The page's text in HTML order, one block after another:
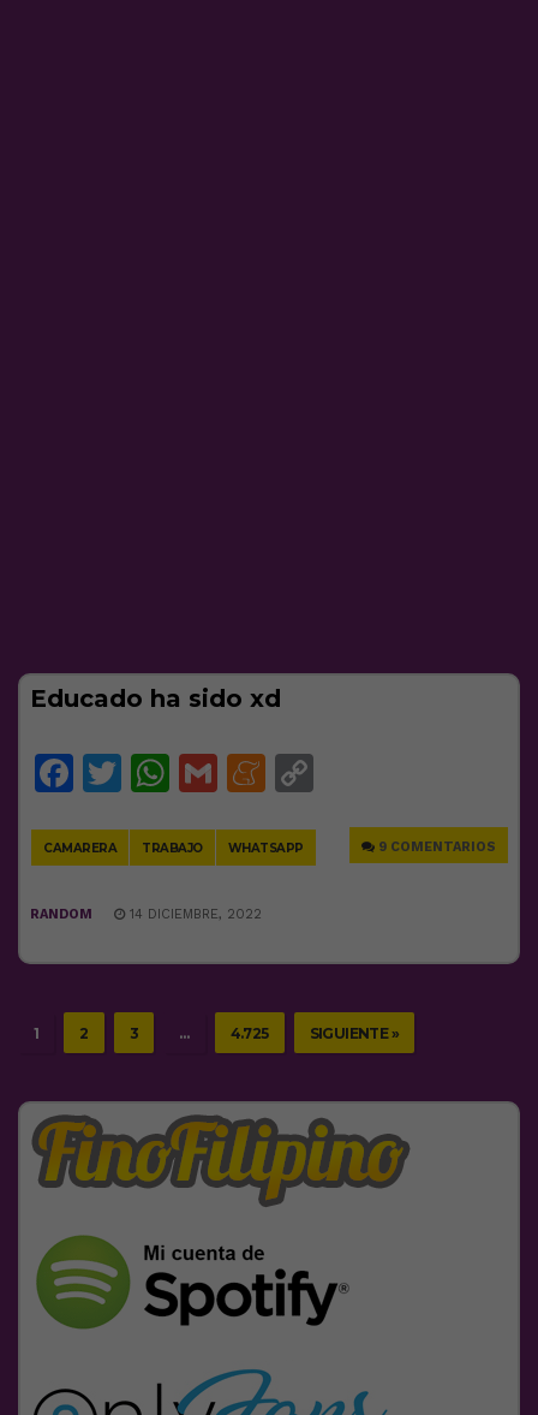
Educado ha sido xd
Facebook
Twitter
WhatsApp
GmailMeneame
CAMARERA TRABAJO WHATSAPP 9 COMENTARIOS
RANDOM 14 DICIEMBRE, 2022
1 2 3 … 4.725 SIGUIENTE »